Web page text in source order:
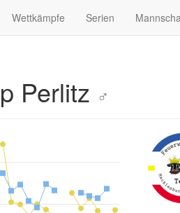
Wettkämpfe Serien
Perlitz ♂